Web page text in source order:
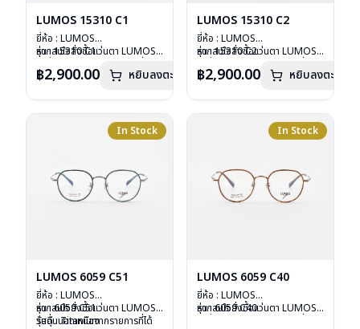
LUMOS 15310 C1
ยี่ห้อ : LUMOS
รุ่น : 15310 C1
เลนส์ : Demo Lens
น้ำหนัก : 16 กรัม
อุปกรณ์ : กล่องแว่น , ผ้าเช็ดแว่น
หากสนใจสั่งชื้อแว่นตา LUMOS
ลงไว้กรุณาติดต่อเราคลิก
฿2,900.00 หยิบลงตะกร้า
LUMOS 15310 C2
ยี่ห้อ : LUMOS
รุ่น : 15310 C2
เลนส์ : Demo Lens
น้ำหนัก : 16 กรัม
อุปกรณ์ : กล่องแว่น , ผ้าเช็ดแว่น
หากสนใจสั่งชื้อแว่นตา LUMOS
ลงไว้กรุณาติดต่อเราคลิก
฿2,900.00 หยิบลงตะกร้า
In Stock
LUMOS 6059 C51
ยี่ห้อ : LUMOS
รุ่น : 6059 C51
วัสดุ : Titanium
หากสนใจสั่งชื้อแว่นตา LUMOS
รุ่นอื่นนอกเหนือจากรายการที่ได้
In Stock
LUMOS 6059 C40
ยี่ห้อ : LUMOS
รุ่น : 6059 C40
หากสนใจสั่งชื้อแว่นตา LUMOS